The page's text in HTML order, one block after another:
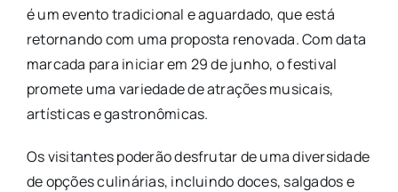
é um evento tradicional e aguardado, que está
retornando com uma proposta renovada. Com data
marcada para iniciar em 29 de junho, o festival
promete uma variedade de atrações musicais,
artísticas e gastronômicas.
Os visitantes poderão desfrutar de uma diversidade
de opções culinárias, incluindo doces, salgados e